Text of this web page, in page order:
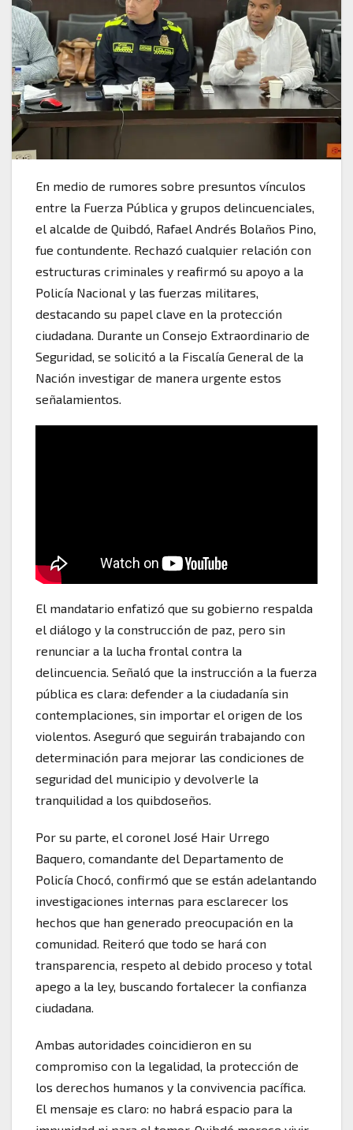
En medio de rumores sobre presuntos vínculos
entre la Fuerza Pública y grupos delincuenciales,
el alcalde de Quibdó, Rafael Andrés Bolaños Pino,
fue contundente. Rechazó cualquier relación con
estructuras criminales y reafirmó su apoyo a la
Policía Nacional y las fuerzas militares,
destacando su papel clave en la protección
ciudadana. Durante un Consejo Extraordinario de
Seguridad, se solicitó a la Fiscalía General de la
Nación investigar de manera urgente estos
señalamientos.
El mandatario enfatizó que su gobierno respalda
el diálogo y la construcción de paz, pero sin
renunciar a la lucha frontal contra la
delincuencia. Señaló que la instrucción a la fuerza
pública es clara: defender a la ciudadanía sin
contemplaciones, sin importar el origen de los
violentos. Aseguró que seguirán trabajando con
determinación para mejorar las condiciones de
seguridad del municipio y devolverle la
tranquilidad a los quibdoseños.
Por su parte, el coronel José Hair Urrego
Baquero, comandante del Departamento de
Policía Chocó, confirmó que se están adelantando
investigaciones internas para esclarecer los
hechos que han generado preocupación en la
comunidad. Reiteró que todo se hará con
transparencia, respeto al debido proceso y total
apego a la ley, buscando fortalecer la confianza
ciudadana.
Ambas autoridades coincidieron en su
compromiso con la legalidad, la protección de
los derechos humanos y la convivencia pacífica.
El mensaje es claro: no habrá espacio para la